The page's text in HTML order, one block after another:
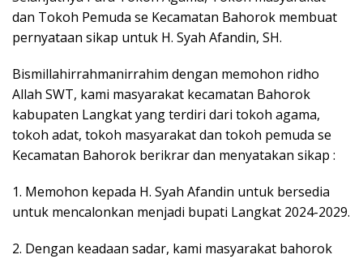
dan Tokoh Pemuda se Kecamatan Bahorok membuat
pernyataan sikap untuk H. Syah Afandin, SH.
Bismillahirrahmanirrahim dengan memohon ridho
Allah SWT, kami masyarakat kecamatan Bahorok
kabupaten Langkat yang terdiri dari tokoh agama,
tokoh adat, tokoh masyarakat dan tokoh pemuda se
Kecamatan Bahorok berikrar dan menyatakan sikap :
1. Memohon kepada H. Syah Afandin untuk bersedia
untuk mencalonkan menjadi bupati Langkat 2024-2029.
2. Dengan keadaan sadar, kami masyarakat bahorok